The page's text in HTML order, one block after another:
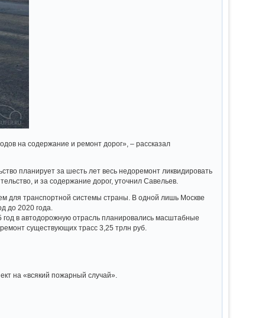
на содержание и ремонт дорог», – рассказал
планирует за шесть лет весь недоремонт ликвидировать
и за содержание дорог, уточнил Савельев.
для транспортной системы страны. В одной лишь Москве
до 2020 года.
в автодорожную отрасль планировались масштабные
существующих трасс 3,25 трлн руб.
на «всякий пожарный случай».